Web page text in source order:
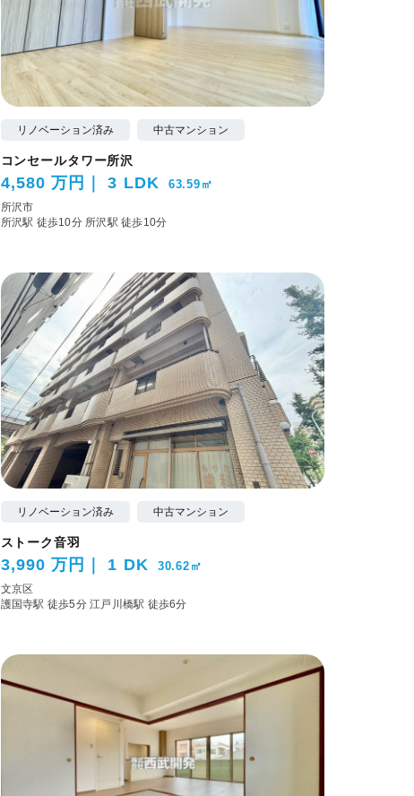
リノベーション済み 中古マンション
コンセールタワー所沢
4,580 万円 3 LDK 63.59㎡
所沢市
所沢駅 徒歩10分 所沢駅 徒歩10分
リノベーション済み 中古マンション
ストーク音羽
3,990 万円 1 DK 30.62㎡
文京区
護国寺駅 徒歩5分江戸川橋駅 徒歩6分